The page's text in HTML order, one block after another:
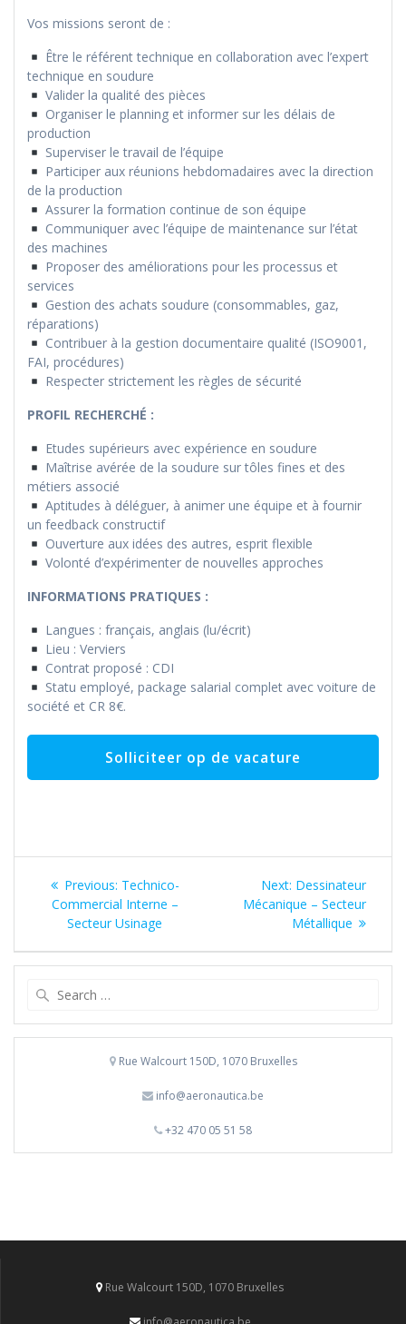
Vos missions seront de :
Être le référent technique en collaboration avec l’expert
technique en soudure
Valider la qualité des pièces
Organiser le planning et informer sur les délais de
production
Superviser le travail de l’équipe
Participer aux réunions hebdomadaires avec la direction
de la production
Assurer la formation continue de son équipe
Communiquer avec l’équipe de maintenance sur l’état
des machines
Proposer des améliorations pour les processus et
services
Gestion des achats soudure (consommables, gaz,
réparations)
Contribuer à la gestion documentaire qualité (ISO9001,
FAI, procédures)
Respecter strictement les règles de sécurité
PROFIL RECHERCHÉ :
Etudes supérieurs avec expérience en soudure
Maîtrise avérée de la soudure sur tôles fines et des
métiers associé
Aptitudes à déléguer, à animer une équipe et à fournir
un feedback constructif
Ouverture aux idées des autres, esprit flexible
Volonté d’expérimenter de nouvelles approches
INFORMATIONS PRATIQUES :
Langues : français, anglais (lu/écrit)
Lieu : Verviers
Contrat proposé : CDI
Statu employé, package salarial complet avec voiture de
société et CR 8€.
Bericht
navigatie
Previous: Previous
post:
Technico-
Commercial Interne –
Secteur Usinage
Next: Next
post:
Dessinateur
Mécanique – Secteur
Métallique
Rue Walcourt 150D, 1070 Bruxelles
info@aeronautica.be
+32 470 05 51 58
Rue Walcourt 150D, 1070 Bruxelles